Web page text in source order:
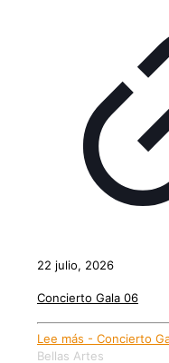
22 julio, 2026
Concierto Gala 06
Lee más - Concierto
Bellas Artes